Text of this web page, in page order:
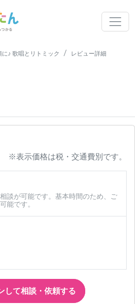
♪ 歌唱とリトミック レビュー詳細
※表示価格は税・交通費別です。
談が可能です。基本時間のため、ご
能です。
して相談・依頼する